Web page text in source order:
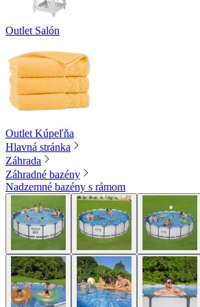
Outlet Salón
Outlet Kúpeľňa
Hlavná stránka
Záhrada
Záhradné bazény
Nadzemné bazény s rámom